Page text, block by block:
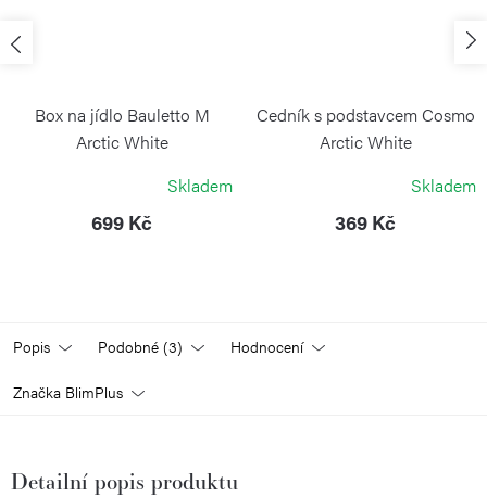
Box na jídlo Bauletto M
Arctic White
Skladem
699 Kč
Cedník s podstavcem Cosmo
Arctic White
Skladem
369 Kč
Popis Podobné (3) Hodnocení
Značka BlimPlus
Detailní popis produktu